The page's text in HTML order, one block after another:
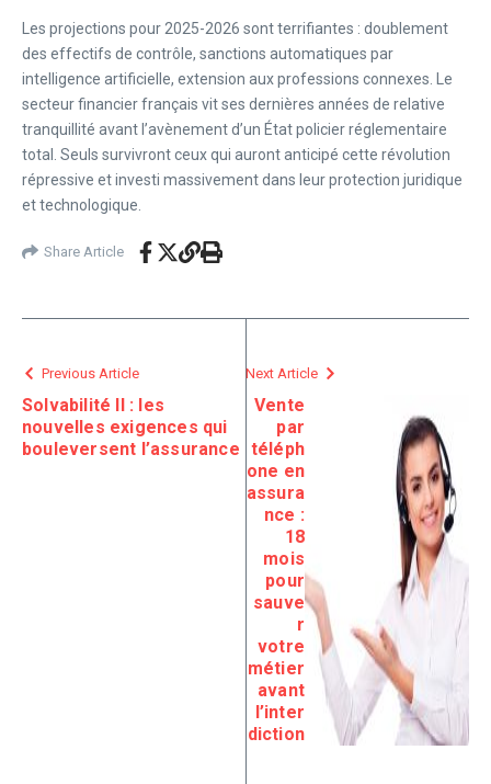
Les projections pour 2025-2026 sont terrifiantes : doublement
des effectifs de contrôle, sanctions automatiques par
intelligence artificielle, extension aux professions connexes. Le
secteur financier français vit ses dernières années de relative
tranquillité avant l’avènement d’un État policier réglementaire
total. Seuls survivront ceux qui auront anticipé cette révolution
répressive et investi massivement dans leur protection juridique
et technologique.
Share Article
Previous Article
Solvabilité II : les
nouvelles exigences qui
bouleversent l’assurance
Next Article
Vente
par
téléph
one en
assura
nce :
18
mois
pour
sauve
r
votre
métier
avant
l’inter
diction